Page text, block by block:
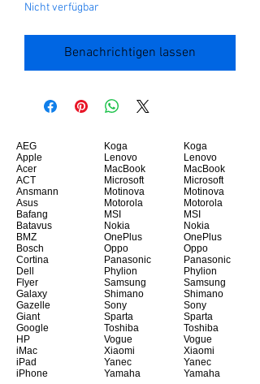
Nicht verfügbar
Benachrichtigen lassen
AEG
Apple
Acer
ACT
Ansmann
Asus
Bafang
Batavus
BMZ
Bosch
Cortina
Dell
Flyer
Galaxy
Gazelle
Giant
Google
HP
iMac
iPad
iPhone
Koga
Lenovo
MacBook
Microsoft
Motinova
Motorola
MSI
Nokia
OnePlus
Oppo
Panasonic
Phylion
Samsung
Shimano
Sony
Sparta
Toshiba
Vogue
Xiaomi
Yanec
Yamaha
Koga
Lenovo
MacBook
Microsoft
Motinova
Motorola
MSI
Nokia
OnePlus
Oppo
Panasonic
Phylion
Samsung
Shimano
Sony
Sparta
Toshiba
Vogue
Xiaomi
Yanec
Yamaha